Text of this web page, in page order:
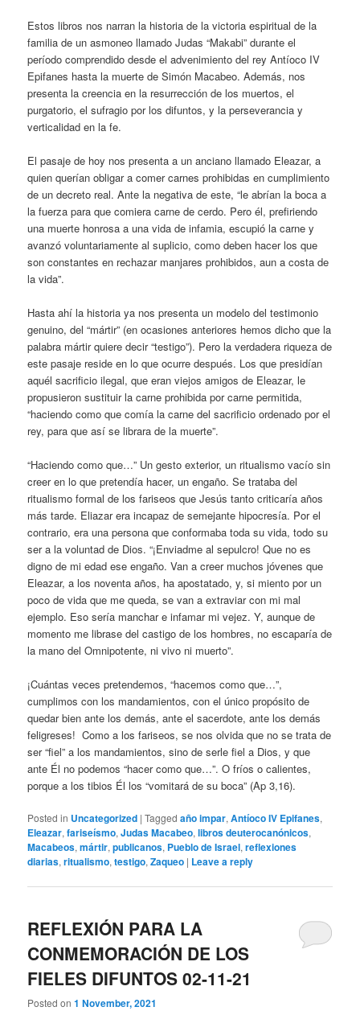
Estos libros nos narran la historia de la victoria espiritual de la
familia de un asmoneo llamado Judas “Makabi” durante el
período comprendido desde el advenimiento del rey Antíoco IV
Epifanes hasta la muerte de Simón Macabeo. Además, nos
presenta la creencia en la resurrección de los muertos, el
purgatorio, el sufragio por los difuntos, y la perseverancia y
verticalidad en la fe.
El pasaje de hoy nos presenta a un anciano llamado Eleazar, a
quien querían obligar a comer carnes prohibidas en cumplimiento
de un decreto real. Ante la negativa de este, “le abrían la boca a
la fuerza para que comiera carne de cerdo. Pero él, prefiriendo
una muerte honrosa a una vida de infamia, escupió la carne y
avanzó voluntariamente al suplicio, como deben hacer los que
son constantes en rechazar manjares prohibidos, aun a costa de
la vida”.
Hasta ahí la historia ya nos presenta un modelo del testimonio
genuino, del “mártir” (en ocasiones anteriores hemos dicho que la
palabra mártir quiere decir “testigo”). Pero la verdadera riqueza de
este pasaje reside en lo que ocurre después. Los que presidían
aquél sacrificio ilegal, que eran viejos amigos de Eleazar, le
propusieron sustituir la carne prohibida por carne permitida,
“haciendo como que comía la carne del sacrificio ordenado por el
rey, para que así se librara de la muerte”.
“Haciendo como que…” Un gesto exterior, un ritualismo vacío sin
creer en lo que pretendía hacer, un engaño. Se trataba del
ritualismo formal de los fariseos que Jesús tanto criticaría años
más tarde. Eliazar era incapaz de semejante hipocresía. Por el
contrario, era una persona que conformaba toda su vida, todo su
ser a la voluntad de Dios. “¡Enviadme al sepulcro! Que no es
digno de mi edad ese engaño. Van a creer muchos jóvenes que
Eleazar, a los noventa años, ha apostatado, y, si miento por un
poco de vida que me queda, se van a extraviar con mi mal
ejemplo. Eso sería manchar e infamar mi vejez. Y, aunque de
momento me librase del castigo de los hombres, no escaparía de
la mano del Omnipotente, ni vivo ni muerto”.
¡Cuántas veces pretendemos, “hacemos como que…”,
cumplimos con los mandamientos, con el único propósito de
quedar bien ante los demás, ante el sacerdote, ante los demás
feligreses! Como a los fariseos, se nos olvida que no se trata de
ser “fiel” a los mandamientos, sino de serle fiel a Dios, y que
ante Él no podemos “hacer como que…”. O fríos o calientes,
porque a los tibios Él los “vomitará de su boca” (Ap 3,16).
Posted in Uncategorized |Tagged año impar,Antíoco IV Epifanes,
Eleazar,fariseísmo,Judas Macabeo,libros deuterocanónicos,
Macabeos,mártir,publicanos, Pueblo de Israel,reflexiones
diarias,ritualismo,testigo,Zaqueo | Leave a reply
REFLEXIÓN PARA LA
CONMEMORACIÓN DE LOS
FIELES DIFUNTOS 02-11-21
Posted on1 November, 2021